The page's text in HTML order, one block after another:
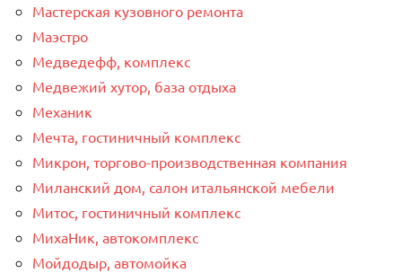
Мастерская кузовного ремонта
Маэстро
Медведефф, комплекс
Медвежий хутор, база отдыха
Механик
Мечта, гостиничный комплекс
Микрон, торгово-производственная компания
Миланский дом, салон итальянской мебели
Митос, гостиничный комплекс
МихаНик, автокомплекс
Мойдодыр, автомойка